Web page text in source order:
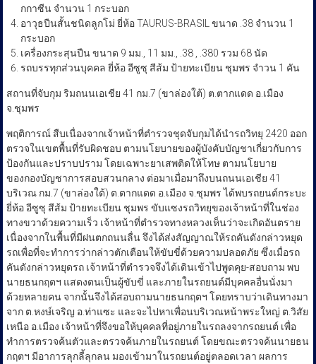
กกาซีน จำนวน 1 กระบอก
อาวุธปืนสั้นชนิดลูกโม่ ยี่ห้อ TAURUS-BRASIL ขนาด .38 จำนวน 1
กระบอก
เครื่องกระสุนปืน ขนาด 9 มม., 11 มม., .38 , .380 รวม 68 นัด
รถบรรทุกส่วนบุคคล ยี่ห้อ อีซูซุ สีส้ม ป้ายทะเบียน ชุมพร จำวน 1 คัน
สถานที่จับกุม ริมถนนเอเชีย 41 กม.7 (ขาล่องใต้) ต.ตากแดด อ.เมือง
จ.ชุมพร ​
​พฤติการณ์ สืบเนื่องจากเจ้าหน้าที่ตำรวจชุดจับกุมได้นำรถวิทยุ 2420 ออก
ตรวจในเขตพื้นที่รับผิดชอบ ตามนโยบายของผู้บังคับบัญชาเกี่ยวกับการ
ป้องกันและปราบปราม โดยเฉพาะยาเสพติดให้โทษ ตามนโยบาย
ของกองบัญชาการสอบสวนกลาง ต่อมาเมื่อมาถึงบนถนนเอเชีย 41
บริเวณ กม.7 (ขาล่องใต้) ต.ตากแดด อ.เมือง จ.ชุมพร ได้พบรถยนต์กระบะ
ยี่ห้อ อีซูซุ สีส้ม ป้ายทะเบียน ชุมพร ขับแซงรถวิทยุของเจ้าหน้าที่ในช่อง
ทางขวาด้วยความเร็ว เจ้าหน้าที่ตำรวจทางหลวงเห็นว่าจะเกิดอันตราย
เนื่องจากในพื้นที่มีฝนตกถนนลื่น จึงได้ส่งสัญญาณให้รถคันดังกล่าวหยุด
รถเพื่อที่จะทำการว่ากล่าวตักเตือนให้ขับขี่ด้วยความปลอดภัย ซึ่งเมื่อรถ
คันดังกล่าวหยุดรถ เจ้าหน้าที่ตำรวจจึงได้เดินเข้าไปพูดคุย-สอบถาม พบ
นายธนกฤตฯ แสดงตนเป็นผู้ขับขี่ และภายในรถยนต์มีบุคคลอื่นนั่งมา
ด้วยหลายคน จากนั้นจึงได้สอบถามนายธนกฤตฯ โดยทราบว่าเดินทางมา
จาก ต.หงษ์เจริญ อ.ท่าแซะ และจะไปหาเพื่อนบริเวณหน้าพระใหญ่ ต.วิสัย
เหนือ อ.เมือง เจ้าหน้าที่จึงขอให้บุคคลที่อยู่ภายในรถลงจากรถยนต์ เพื่อ
ทำการตรวจค้นตัวและตรวจค้นภายในรถยนต์ โดยขณะตรวจค้นนายธน
กฤตฯ มีอาการลุกลี้ลุกลน มองเข้ามาในรถยนต์อยู่ตลอดเวลา ผลการ